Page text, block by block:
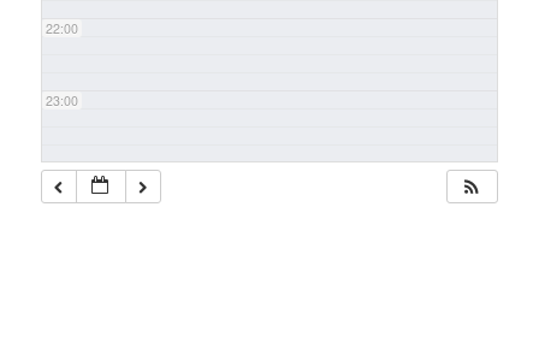
22:00
23:00